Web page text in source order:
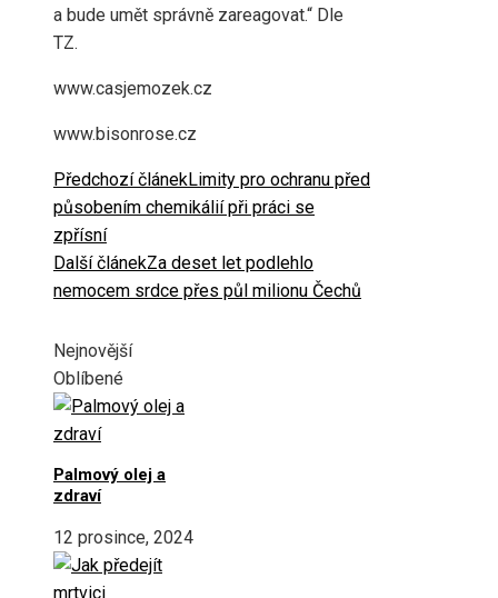
a bude umět správně zareagovat.“ Dle
TZ.
www.casjemozek.cz
www.bisonrose.cz
Předchozí článekLimity pro ochranu před
působením chemikálií při práci se
zpřísní
Další článekZa deset let podlehlo
nemocem srdce přes půl milionu Čechů
Nejnovější
Oblíbené
Palmový olej a
zdraví
12 prosince, 2024